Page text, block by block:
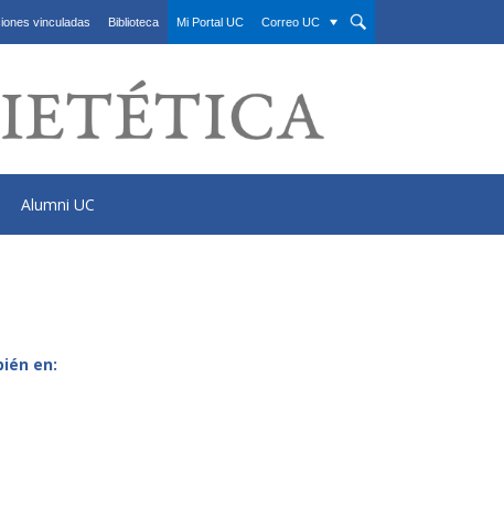
vinculadas Biblioteca Mi Portal UC Correo UC
Alumni UC
en: